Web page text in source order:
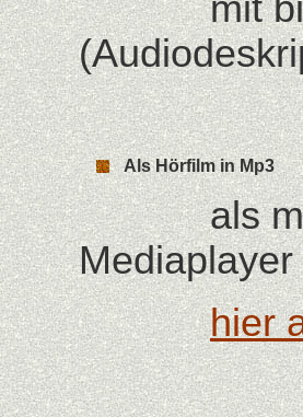
mit
Als Hörfilm in Mp3
als mp3
hier